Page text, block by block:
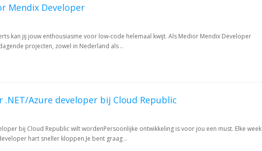
Mendix Developer
kan jij jouw enthousiasme voor low-code helemaal kwijt. Als Medior Mendix Developer
projecten, zowel in Nederland als ..
.NET/Azure developer bij Cloud Republic
bij Cloud Republic wilt wordenPersoonlijke ontwikkeling is voor jou een must. Elke week
hart sneller kloppen.Je bent graag ..